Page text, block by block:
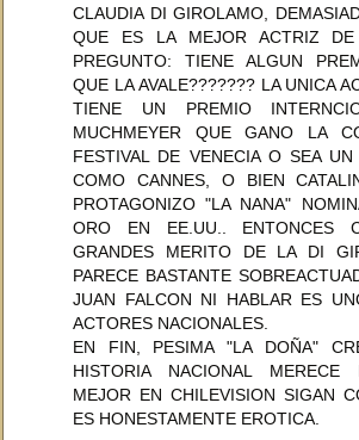
CLAUDIA DI GIROLAMO,
QUE ES LA MEJOR ACTRIZ
PREGUNTO: TIENE ALGUN
QUE LA AVALE??????? LA UNICA
TIENE UN PREMIO
MUCHMEYER QUE GANO LA
FESTIVAL DE VENECIA O SEA
COMO CANNES, O BIEN
PROTAGONIZO "LA NANA"
ORO EN EE.UU.. ENTONCES
GRANDES MERITO DE LA DI
PARECE BASTANTE
JUAN FALCON NI HABLAR ES
ACTORES NACIONALES.
EN FIN, PESIMA "LA DOÑA"
HISTORIA NACIONAL MERECE
MEJOR EN CHILEVISION SIGAN
ES HONESTAMENTE EROTICA.